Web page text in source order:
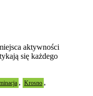
aktywności
się każdego
, Krosno ,